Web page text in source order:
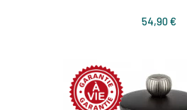
54,90 €Prix